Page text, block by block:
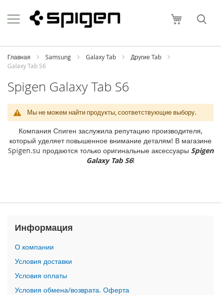
to
Content
Моя
h
o
n
i
P
h
o
e
1
a
i
P
h
o
n
e
1
Главная Samsung Galaxy Tab
Другие Tab
Galaxy Tab S6
Spigen Galaxy Tab S6
Мы не можем найти продукты, соответствующие выбору.
Компания Спиген заслужила репутацию производителя,
который уделяет повышенное внимание деталям! В магазине
Spigen.su продаются только оригинальные аксессуары Spigen
Galaxy Tab S6!
Информация
О компании
Условия доставки
Условия оплаты
Условия обмена/возврата. Оферта